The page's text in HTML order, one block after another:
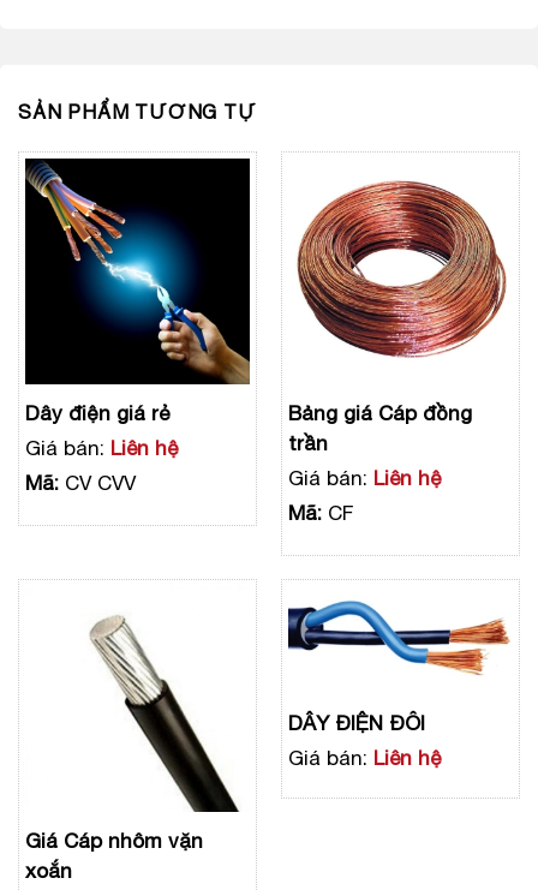
SẢN PHẨM TƯƠNG TỰ
Dây điện giá rẻ
Giá bán: Liên hệ
Mã: CV CVV
Bảng giá Cáp đồng
trần
Giá bán: Liên hệ
Mã: CF
Giá Cáp nhôm vặn
xoắn
DÂY ĐIỆN ĐÔI
Giá bán: Liên hệ